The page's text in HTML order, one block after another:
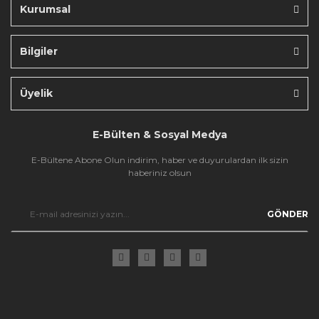
Kurumsal
Bilgiler
Üyelik
E-Bülten & Sosyal Medya
E-Bültene Abone Olun indirim, haber ve duyurulardan ilk sizin
haberiniz olsun
GÖNDER